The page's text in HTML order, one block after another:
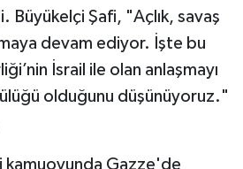
Şafi, "Açlık, savaş
devam ediyor. İşte bu
İsrail ile olan anlaşmayı
olduğunu düşünüyoruz."
kamuoyunda Gazze'de